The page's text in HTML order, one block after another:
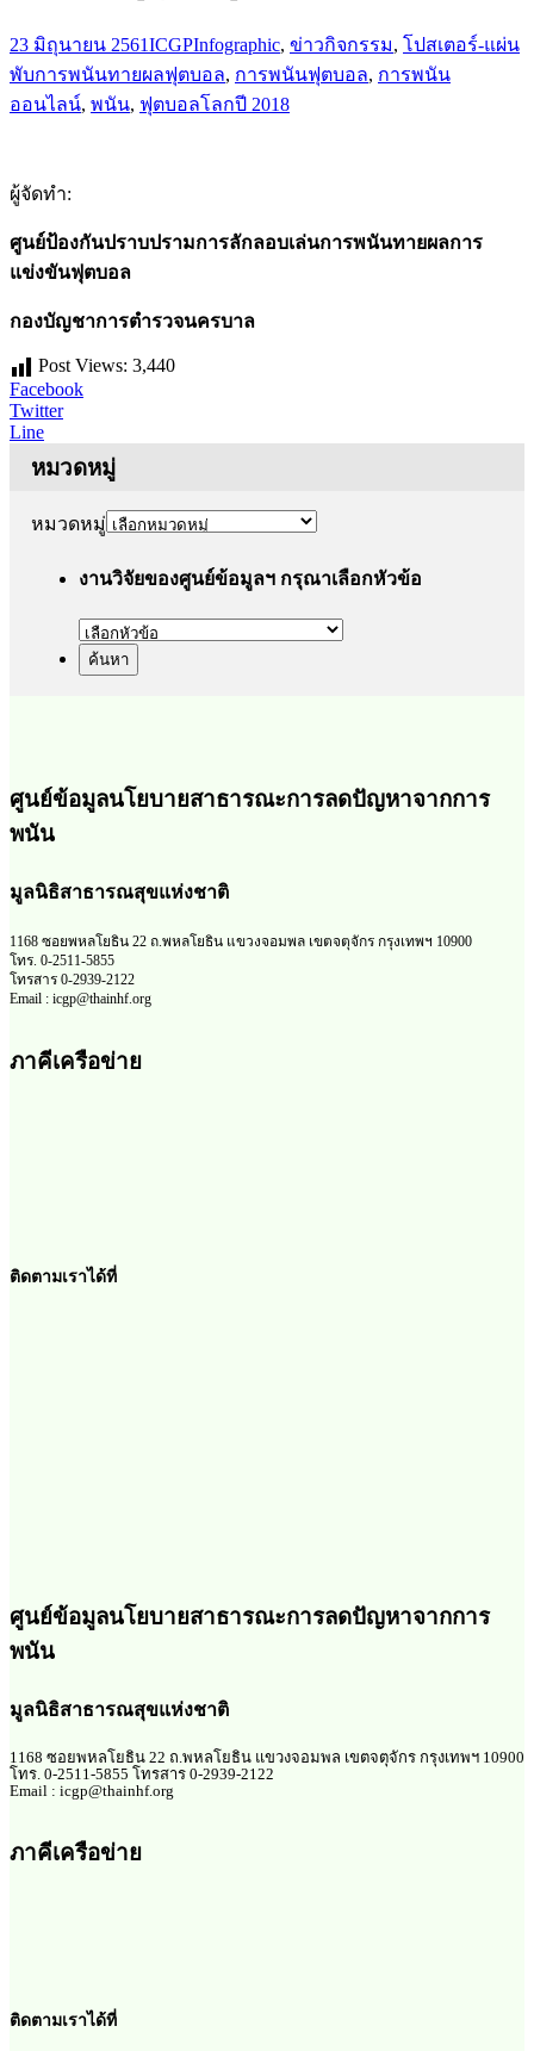
23 มิถุนายน 2561ICGPInfographic, ข่าวกิจกรรม, โปสเตอร์-แผ่น
พับการพนันทายผลฟุตบอล, การพนันฟุตบอล, การพนัน
ออนไลน์, พนัน, ฟุตบอลโลกปี 2018
ผู้จัดทำ:
ศูนย์ป้องกันปราบปรามการลักลอบเล่นการพนันทายผลการ
แข่งขันฟุตบอล
กองบัญชาการตำรวจนครบาล
Post Views: 3,440
Facebook
Twitter
Line
หมวดหมู่
หมวดหมู่
งานวิจัยของศูนย์ข้อมูลฯ กรุณาเลือกหัวข้อ
ศูนย์ข้อมูลนโยบายสาธารณะการลดปัญหาจากการ
พนัน
มูลนิธิสาธารณสุขแห่งชาติ
1168 ซอยพหลโยธิน 22 ถ.พหลโยธิน แขวงจอมพล เขตจตุจักร กรุงเทพฯ 10900
โทร. 0-2511-5855
โทรสาร 0-2939-2122
Email : icgp@thainhf.org
ภาคีเครือข่าย
ติดตามเราได้ที่
ศูนย์ข้อมูลนโยบายสาธารณะการลดปัญหาจากการ
พนัน
มูลนิธิสาธารณสุขแห่งชาติ
1168 ซอยพหลโยธิน 22 ถ.พหลโยธิน แขวงจอมพล เขตจตุจักร กรุงเทพฯ 10900
โทร. 0-2511-5855 โทรสาร 0-2939-2122
Email : icgp@thainhf.org
ภาคีเครือข่าย
ติดตามเราได้ที่